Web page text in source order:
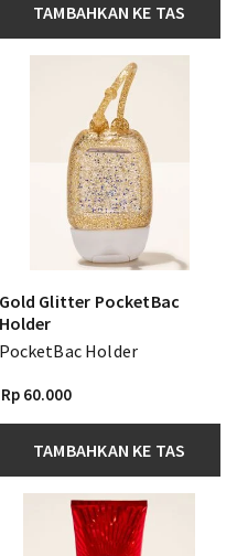
TAMBAHKAN KE TAS
Gold Glitter PocketBac
Holder
PocketBac Holder
Rp 60.000
TAMBAHKAN KE TAS